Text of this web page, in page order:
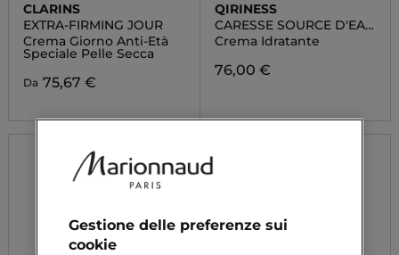
CLARINS
EXTRA-FIRMING JOUR
Crema Giorno Anti-Età
Speciale Pelle Secca
Da 75,67 €
QIRINESS
CARESSE SOURCE D'EAU
RICHE
Crema Idratante
76,00 €
Gestione delle preferenze sui
cookie